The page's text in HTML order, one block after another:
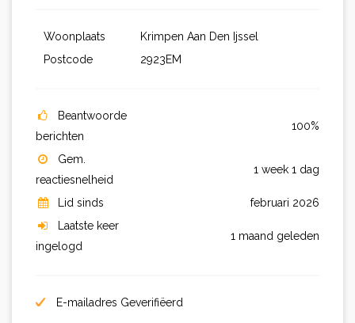
Woonplaats
Krimpen Aan Den Ijssel
Postcode
2923EM
Beantwoorde
berichten
100%
Gem.
reactiesnelheid
1 week 1 dag
Lid sinds
februari 2026
Laatste keer
ingelogd
1 maand geleden
E-mailadres Geverifiëerd